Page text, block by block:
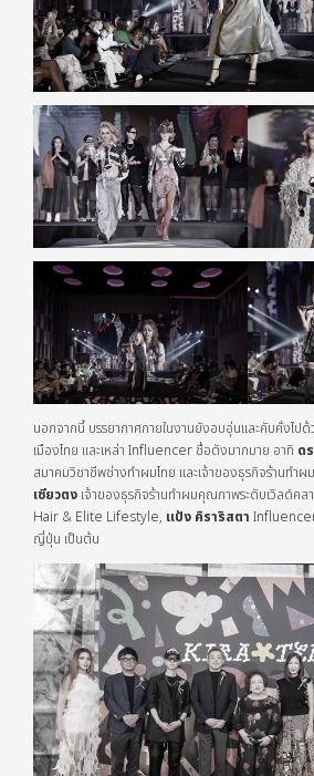
นอกจากนี้ บรรยากาศภายในงานยังอบอุ่นและคับคั่งไป
เมืองไทย และเหล่า Influencer ชื่อดังมากมาย อาทิ ด
สมาคมวิชาชีพช่างทำผมไทย และเจ้าของธุรกิจร้านทำผ
เซียวตง เจ้าของธุรกิจร้านทำผมคุณภาพระดับเวิลด์ค
Hair & Elite Lifestyle, แป้ง คิราริสตา Influencer
ญี่ปุ่น เป็นต้น